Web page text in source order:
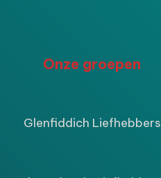
Onze groepen
Glenfiddich Liefhebbers